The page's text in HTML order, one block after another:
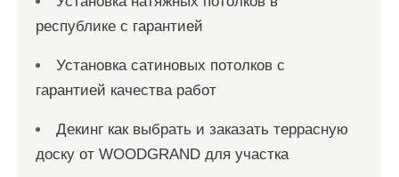
республике с гарантией
Установка сатиновых потолков с
гарантией качества работ
Декинг как выбрать и заказать террасную
доску от WOODGRAND для участка